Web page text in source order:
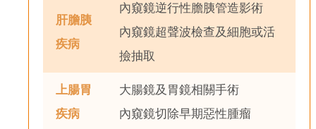
肝膽胰
疾病
內窺鏡逆行性膽胰管造影術
內窺鏡超聲波檢查及細胞或活
撿抽取
上腸胃
疾病
大腸鏡及胃鏡相關手術
內窺鏡切除早期惡性腫瘤